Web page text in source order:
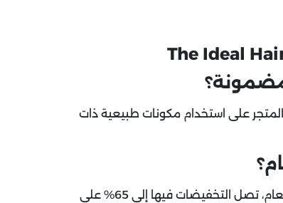
على استخدام مكونات طبيعية ذات
نعم، يقدم متجر الشعر المثالي عروض وخصومات مستمرة طوال العام، تصل التخفيضات فيها إلى 65% على